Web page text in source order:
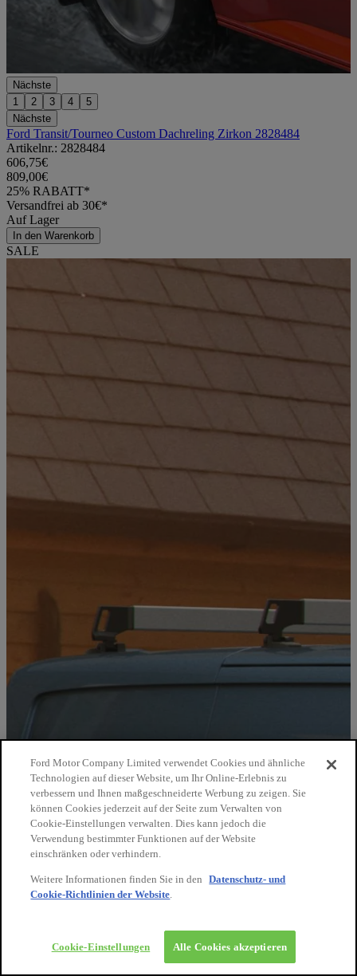
Nächste
1
2 3 4
5
Nächste
Ford Transit/Tourneo Custom Dachreling Zirkon 2828484
Artikelnr.: 2828484
606,75€
809,00€
25% RABATT*
Versandfrei ab 30€*
Auf Lager
In den Warenkorb
SALE
Ford Motor Company Limited verwendet Cookies und ähnliche
Technologien auf dieser Website, um Ihr Online-Erlebnis zu
verbessern und Ihnen maßgeschneiderte Werbung zu zeigen. Sie
können Cookies jederzeit auf der Seite zum Verwalten von
Cookie-Einstellungen verwalten. Dies kann jedoch die
Verwendung bestimmter Funktionen auf der Website
einschränken oder verhindern.
Weitere Informationen finden Sie in den
Datenschutz- und
Cookie-Richtlinien der Website.
Cookie-Einstellungen Alle Cookies akzeptieren
Bestellung